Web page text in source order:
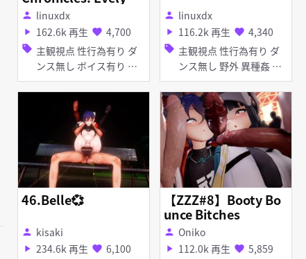
\'s Unexpected Enco
unter
person linuxdx
play_arrow 162.6k 再生 favorite 4,700
sell 主観視点 性行為有り ダ
ンス無し ボイス有り 野
外 淫乱
person linuxdx
play_arrow 116.2k 再生 favorite 4,340
sell 主観視点 性行為有り ダ
ンス無し 野外 異種姦 淫
乱 巨乳 アナル責め アヘ
顔 イラマチオ 素股 フェ
ラ 乱交
46.Belle💞
person kisaki
play_arrow 234.6k 再生 favorite 6,100
【ZZZ#8】Booty Bo
unce Bitches
person Oniko
play_arrow 112.0k 再生 favorite 5,859